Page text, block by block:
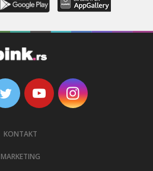
KONTAKT
MARKETING